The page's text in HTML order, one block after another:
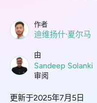
作者
迪维扬什·夏尔马
由
Sandeep Solanki
审阅
更新于2025年7月5日